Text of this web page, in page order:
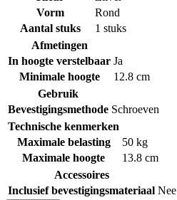
Vorm
Rond
Aantal stuks
1 stuks
Afmetingen
In hoogte verstelbaar Ja
Minimale hoogte
12.8 cm
Gebruik
Bevestigingsmethode Schroeven
Technische kenmerken
Maximale belasting
50 kg
Maximale hoogte
13.8 cm
Accessoires
Inclusief bevestigingsmateriaal Nee